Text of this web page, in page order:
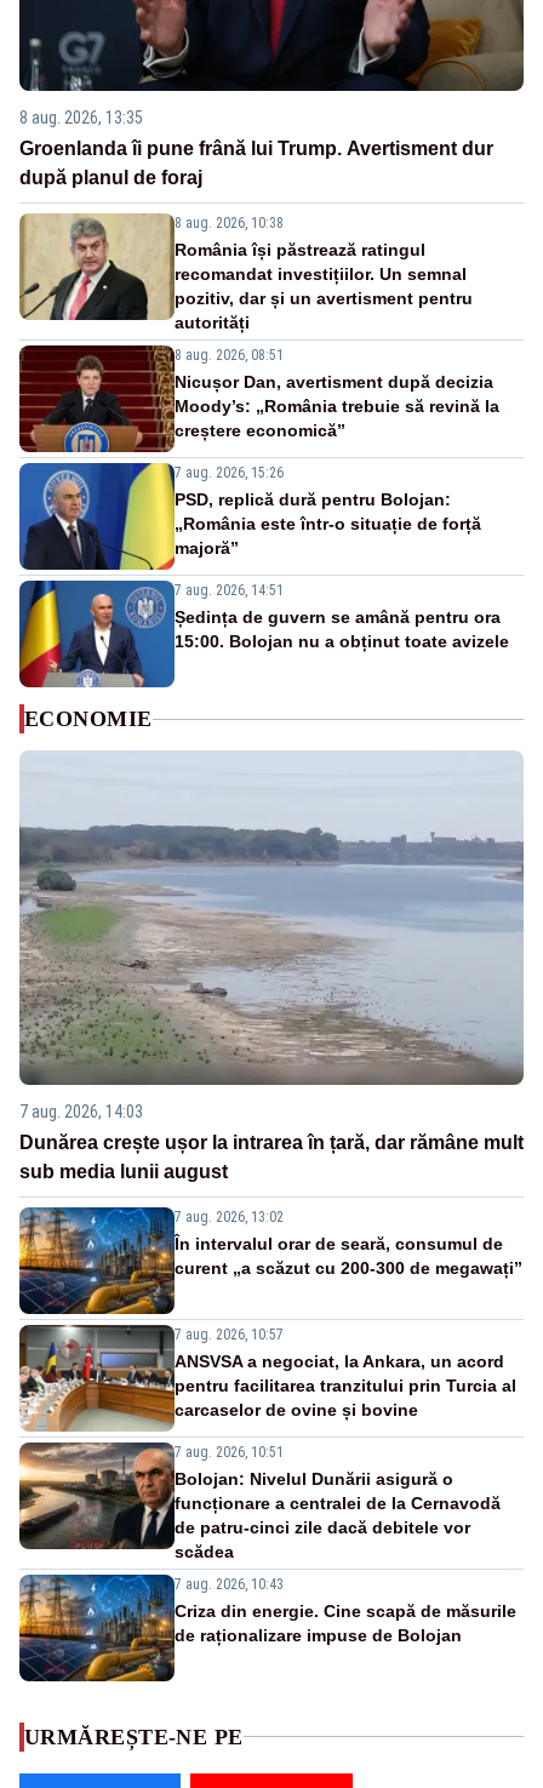
8 aug. 2026, 13:35
Groenlanda îi pune frână lui Trump. Avertisment dur
după planul de foraj
8 aug. 2026, 10:38
România își păstrează ratingul
recomandat investițiilor. Un semnal
pozitiv, dar și un avertisment pentru
autorități
8 aug. 2026, 08:51
Nicușor Dan, avertisment după decizia
Moody’s: „România trebuie să revină la
creștere economică”
7 aug. 2026, 15:26
PSD, replică dură pentru Bolojan:
„România este într-o situație de forță
majoră”
7 aug. 2026, 14:51
Ședința de guvern se amână pentru ora
15:00. Bolojan nu a obținut toate avizele
ECONOMIE
7 aug. 2026, 14:03
Dunărea crește ușor la intrarea în țară, dar rămâne mult
sub media lunii august
7 aug. 2026, 13:02
În intervalul orar de seară, consumul de
curent „a scăzut cu 200-300 de megawați”
7 aug. 2026, 10:57
ANSVSA a negociat, la Ankara, un acord
pentru facilitarea tranzitului prin Turcia al
carcaselor de ovine și bovine
7 aug. 2026, 10:51
Bolojan: Nivelul Dunării asigură o
funcționare a centralei de la Cernavodă
de patru-cinci zile dacă debitele vor
scădea
7 aug. 2026, 10:43
Criza din energie. Cine scapă de măsurile
de raționalizare impuse de Bolojan
URMĂREȘTE-NE PE